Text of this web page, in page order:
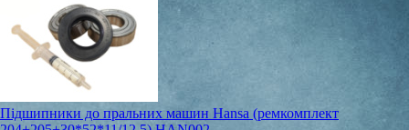
Підшипники до пральних машин Hansa (ремкомплект